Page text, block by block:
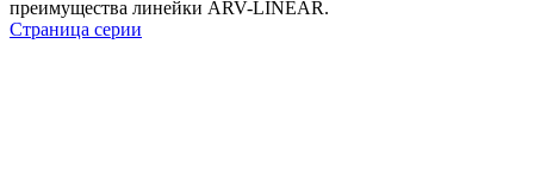
преимущества линейки ARV-LINEAR.
Страница серии